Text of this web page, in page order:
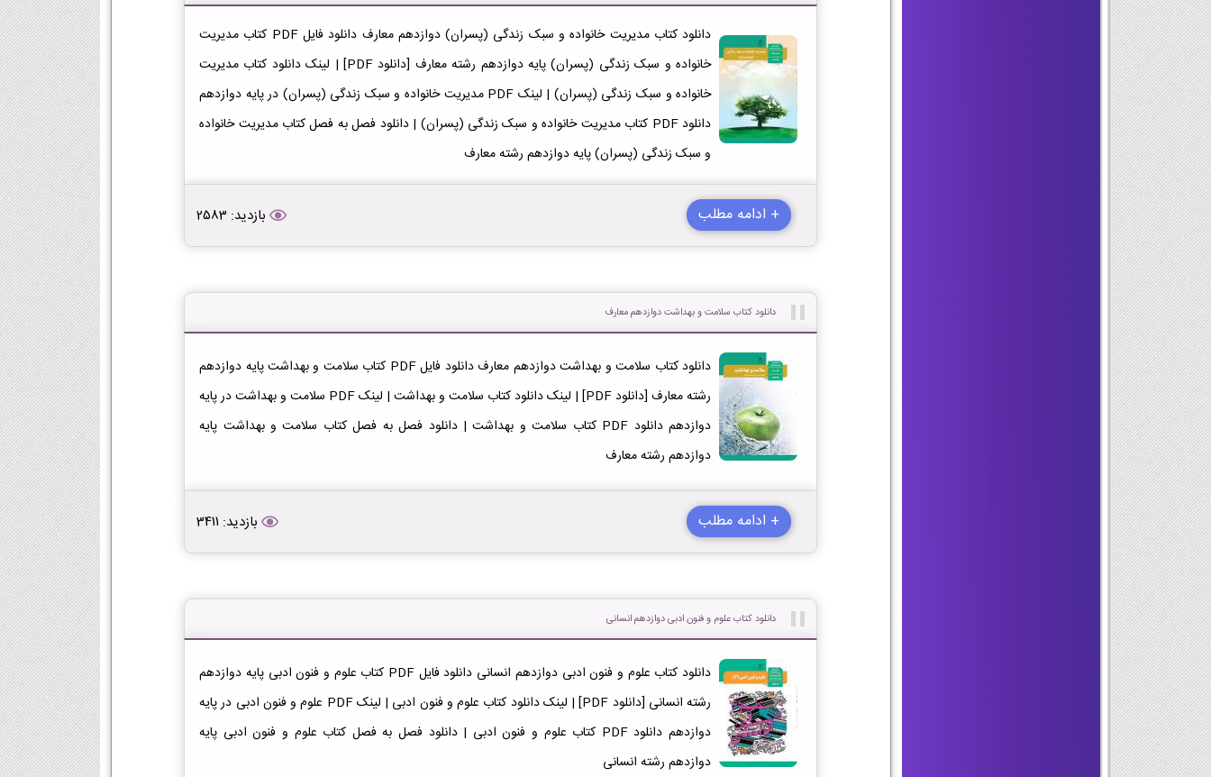
دانلود کتاب مدیریت خانواده و سبک زندگی (پسران) دوازدهم معارف دانلود فایل PDF کتاب مدیریت
خانواده و سبک زندگی (پسران) پایه دوازدهم رشته معارف [دانلود PDF] | لینک دانلود کتاب مدیریت
خانواده و سبک زندگی (پسران) | لینک PDF مدیریت خانواده و سبک زندگی (پسران) در پایه دوازدهم
دانلود PDF کتاب مدیریت خانواده و سبک زندگی (پسران) | دانلود فصل به فصل کتاب مدیریت خانواده
و سبک زندگی (پسران) پایه دوازدهم رشته معارف
+ ادامه مطلب بازدید: 2583
دانلود کتاب سلامت و بهداشت دوازدهم معارف
دانلود کتاب سلامت و بهداشت دوازدهم معارف دانلود فایل PDF کتاب سلامت و بهداشت پایه دوازدهم
رشته معارف [دانلود PDF] | لینک دانلود کتاب سلامت و بهداشت | لینک PDF سلامت و بهداشت در پایه
دوازدهم دانلود PDF کتاب سلامت و بهداشت | دانلود فصل به فصل کتاب سلامت و بهداشت پایه
دوازدهم رشته معارف
+ ادامه مطلب بازدید: 3411
دانلود کتاب علوم و فنون ادبی دوازدهم انسانی
دانلود کتاب علوم و فنون ادبی دوازدهم انسانی دانلود فایل PDF کتاب علوم و فنون ادبی پایه دوازدهم
رشته انسانی [دانلود PDF] | لینک دانلود کتاب علوم و فنون ادبی | لینک PDF علوم و فنون ادبی در پایه
دوازدهم دانلود PDF کتاب علوم و فنون ادبی | دانلود فصل به فصل کتاب علوم و فنون ادبی پایه
دوازدهم رشته انسانی